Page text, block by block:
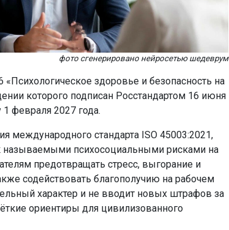
фото сгенерировано нейросетью шедеврум
здоровье и безопасность на
которого подписан Росстандартом 16 июня
февраля 2027 года.
международного стандарта ISO 45003:2021,
называемыми психосоциальными рисками на
предотвращать стресс, выгорание и
содействовать благополучию на рабочем
характер и не вводит новых штрафов за
ориентиры для цивилизованного